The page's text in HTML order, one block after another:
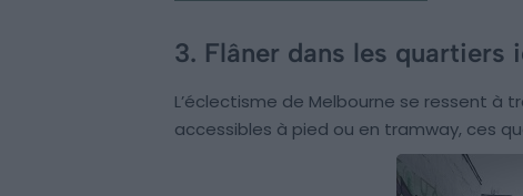
3. Flâner dans les
L’éclectisme de Melbourne se ressent à
accessibles à pied ou en tramway, ces